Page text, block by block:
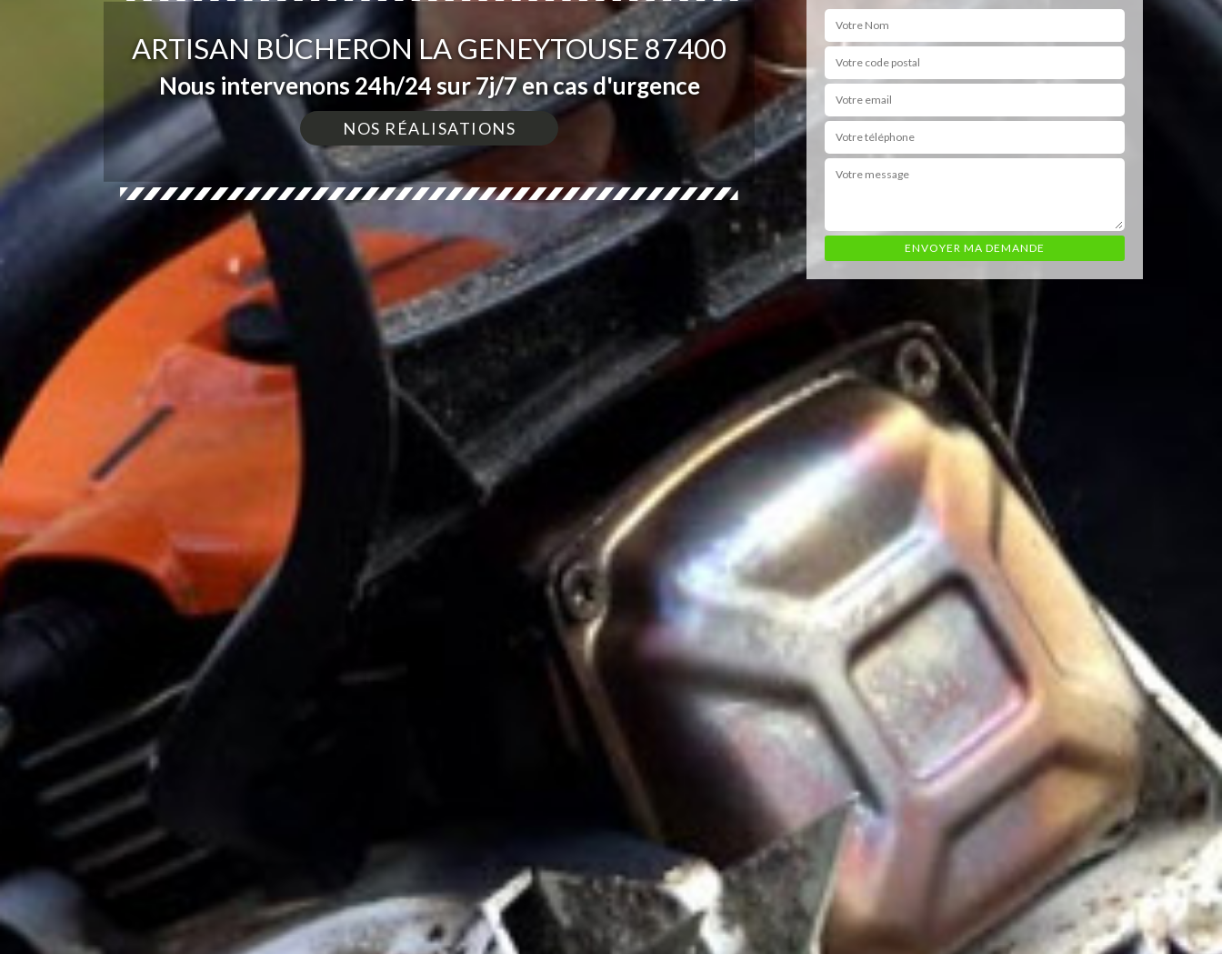
ARTISAN BÛCHERON LA GENEYTOUSE 87400
Nous intervenons 24h/24 sur 7j/7 en cas d'urgence
NOS RÉALISATIONS